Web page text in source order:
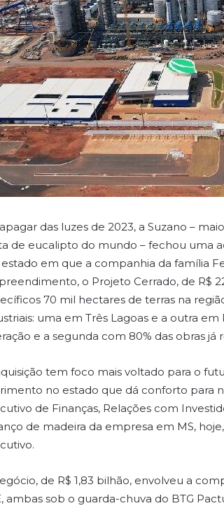
das luzes de 2023, a Suzano –
de eucalipto do mundo – fechou uma
estado em que a companhia da família
o Projeto Cerrado, de R$
70 mil hectares de terras na
uma em Três Lagoas e a outra
e a segunda com 80% das obras já
tem foco mais voltado para o
no estado que dá conforto para
de Finanças, Relações com
de madeira da empresa em MS,
de R$ 1,83 bilhão, envolveu a
ambas sob o guarda-chuva do BTG